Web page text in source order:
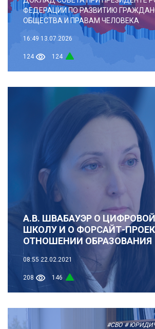
ФЕДЕРАЦИИ ПО РАЗВИТИЮ
ОБЩЕСТВА И ПРАВАМ ЧЕЛОВЕКА
16:49 13.07.2026
124 124
А.В. ШВАБАУЭР О
ШКОЛУ И О ФОРСАЙТ-
ОТНОШЕНИИ ОБРАЗОВАНИЯ
08:55 22.02.2021
208 146
#СВО #